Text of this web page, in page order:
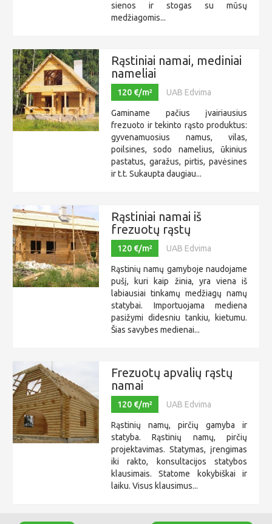
sienos ir stogas su mūsų
medžiagomis...
Rąstiniai namai, mediniai
nameliai
120 €/m² UAB Edvima
Gaminame pačius įvairiausius
frezuoto ir tekinto rąsto produktus:
gyvenamuosius namus, vilas,
poilsines, sodo namelius, ūkinius
pastatus, garažus, pirtis, pavėsines
ir t.t. Sukaupta daugiau...
Rąstiniai namai iš
frezuotų rąstų
120 €/m² UAB Edvima
Rąstinių namų gamyboje naudojame
pušį, kuri kaip žinia, yra viena iš
labiausiai tinkamų medžiagų namų
statybai. Importuojama mediena
pasižymi didesniu tankiu, kietumu.
Šias savybes medienai...
Frezuotų apvalių rąstų
namai
120 €/m² UAB Edvima
Rąstinių namų, pirčių gamyba ir
statyba. Rąstinių namų, pirčių
projektavimas. Statymas, įrengimas
iki rakto, konsultacijos statybos
klausimais. Statome kokybiškai ir
laiku. Visus klausimus...